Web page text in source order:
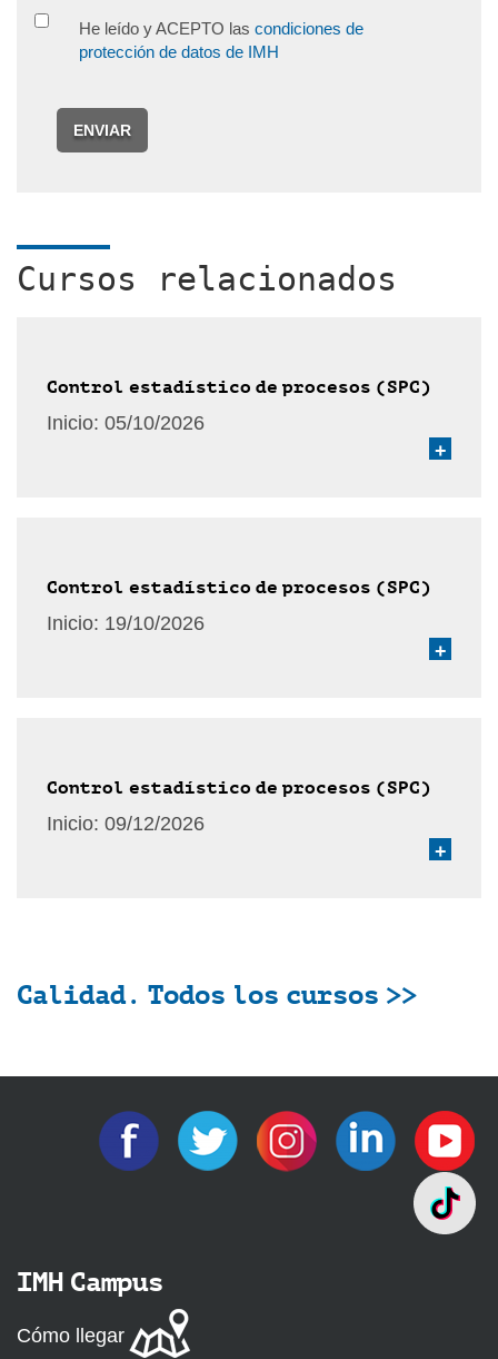
He leído y ACEPTO las condiciones de
protección de datos de IMH
ENVIAR
Cursos relacionados
Control estadístico de procesos (SPC)
Inicio: 05/10/2026
+
Control estadístico de procesos (SPC)
Inicio: 19/10/2026
+
Control estadístico de procesos (SPC)
Inicio: 09/12/2026
+
Calidad. Todos los cursos >>
IMH Campus
Cómo llegar